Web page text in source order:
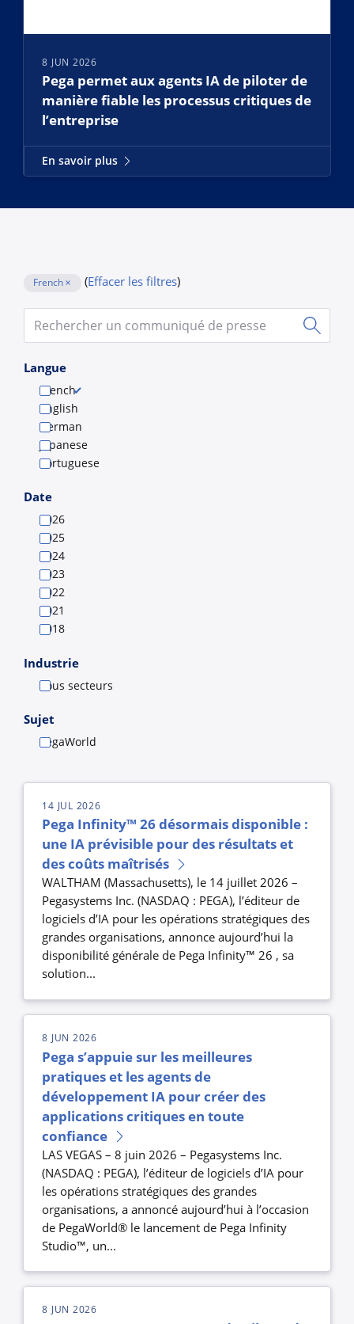
8 JUN 2026
Pega permet aux agents IA de piloter de
manière fiable les processus critiques de
l’entreprise
En savoir plus
French (Effacer les filtres)
Submit
Langue
French
English
German
Japanese
Portuguese
Date
2026
2025
2024
2023
2022
2021
2018
Industrie
Tous secteurs
Sujet
PegaWorld
14 JUL 2026
Pega Infinity™ 26 désormais disponible :
une IA prévisible pour des résultats et
des coûts maîtrisés
WALTHAM (Massachusetts), le 14 juillet 2026 –
Pegasystems Inc. (NASDAQ : PEGA), l’éditeur de
logiciels d’IA pour les opérations stratégiques des
grandes organisations, annonce aujourd’hui la
disponibilité générale de Pega Infinity™ 26 , sa
solution...
8 JUN 2026
Pega s’appuie sur les meilleures
pratiques et les agents de
développement IA pour créer des
applications critiques en toute
confiance
LAS VEGAS – 8 juin 2026 – Pegasystems Inc.
(NASDAQ : PEGA), l’éditeur de logiciels d’IA pour
les opérations stratégiques des grandes
organisations, a annoncé aujourd’hui à l’occasion
de PegaWorld® le lancement de Pega Infinity
Studio™, un...
8 JUN 2026